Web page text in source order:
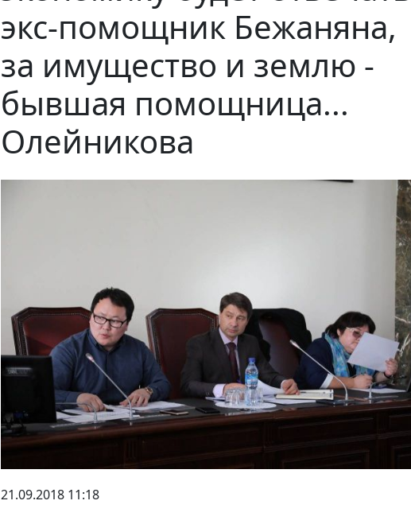
экс-помощник Бежаняна,
за имущество и землю -
бывшая помощница...
Олейникова
21.09.2018 11:18